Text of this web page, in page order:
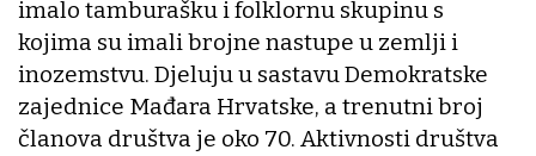
imalo tamburašku i folklornu skupinu s
kojima su imali brojne nastupe u zemlji i
inozemstvu. Djeluju u sastavu Demokratske
zajednice Mađara Hrvatske, a trenutni broj
članova društva je oko 70. Aktivnosti društva